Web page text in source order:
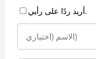
أريد ردًا على رأيي.